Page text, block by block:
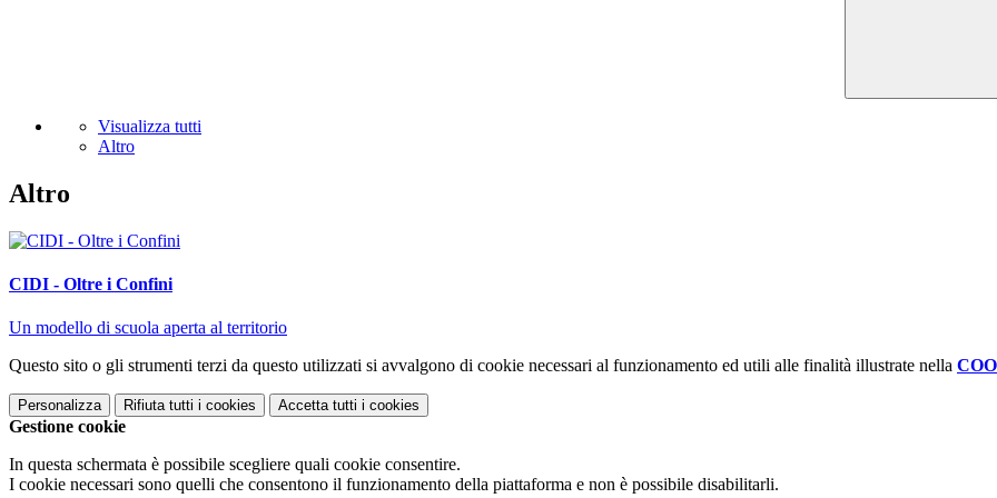
Visualizza tutti
Altro
Altro
CIDI - Oltre i Confini
Un modello di scuola aperta al territorio
Questo sito o gli strumenti terzi da questo utilizzati si avvalgono di cookie necessari al funzionamento ed utili alle finalità illustrate nella
Personalizza Rifiuta tutti i cookies Accetta tutti i cookies
Gestione cookie
In questa schermata è possibile scegliere quali cookie consentire.
I cookie necessari sono quelli che consentono il funzionamento della piattaforma e non è possibile disabilitarli.